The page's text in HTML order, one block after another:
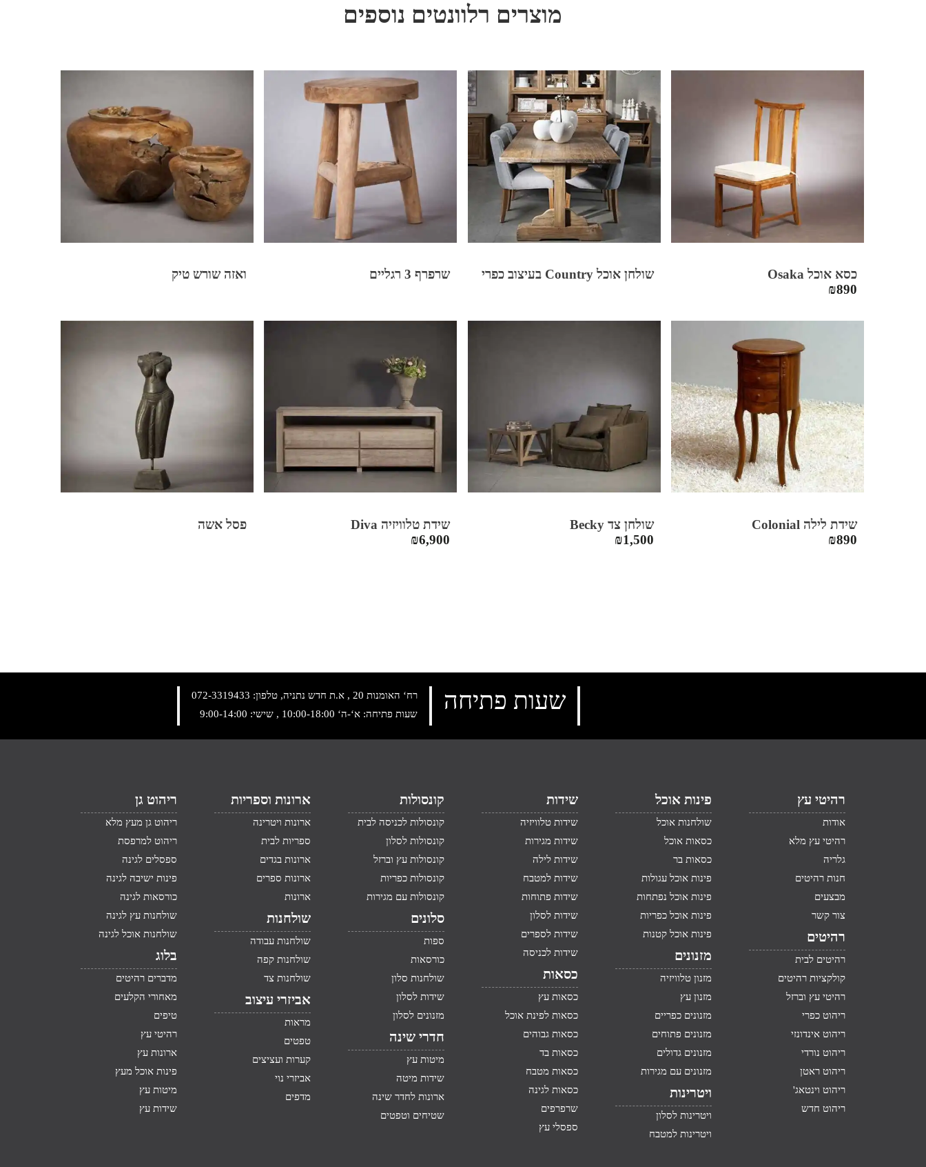
מוצרים רלוונטים נוספים
כסא אוכל Osaka
₪890
שולחן אוכל Country בעיצוב כפרי שרפרף 3 רגליים ואזה שורש טיק
שידת לילה Colonial
₪890
שולחן צד Becky
₪1,500
שידת טלוויזיה Diva
₪6,900
פסל אשה
רח‘ האומנות 20 , א.ת חדש נתניה, טלפון:
072-3319433
שעות פתיחה: א‘-ה‘ 10:00-18:00 , שישי: 9:00-14:00
שעות פתיחה
רהיטי עץ
אודות
רהיטי עץ מלא
גלריה
חנות רהיטים
מבצעים
צור קשר
רהיטים
רהיטים לבית
קולקציות רהיטים
רהיטי עץ וברזל
ריהוט כפרי
ריהוט אינדונזי
ריהוט נורדי
ריהוט ראטן
ריהוט וינטאג'
ריהוט חדש
פינות אוכל
שולחנות אוכל
כסאות אוכל
כסאות בר
פינות אוכל עגולות
פינות אוכל נפתחות
פינות אוכל כפריות
פינות אוכל קטנות
מזנונים
מזנון טלוויזיה
מזנון עץ
מזנונים כפריים
מזנונים פתוחים
מזנונים גדולים
מזנונים עם מגירות
ויטרינות
ויטרינות לסלון
ויטרינות למטבח
שידות
שידות טלוויזיה
שידות מגירות
שידות לילה
שידות למטבח
שידות פתוחות
שידות לסלון
שידות לספרים
שידות לכניסה
כסאות
כסאות עץ
כסאות לפינת אוכל
כסאות גבוהים
כסאות בד
כסאות מטבח
כסאות לגינה
שרפרפים
ספסלי עץ
קונסולות
קונסולות לכניסה לבית
קונסולות לסלון
קונסולות עץ וברזל
קונסולות כפריות
קונסולות עם מגירות
סלונים
ספות
כורסאות
שולחנות סלון
שידות לסלון
מזנונים לסלון
חדרי שינה
מיטות עץ
שידות מיטה
ארונות לחדר שינה
שטיחים וטפטים
ארונות וספריות
ארונות ויטרינה
ספריות לבית
ארונות בגדים
ארונות ספרים
ארונות
שולחנות
שולחנות עבודה
שולחנות קפה
שולחנות צד
אביזרי עיצוב
מראות
טפטים
קערות ועציצים
אביזרי נוי
מדפים
ריהוט גן
ריהוט גן מעץ מלא
ריהוט למרפסת
ספסלים לגינה
פינות ישיבה לגינה
כורסאות לגינה
שולחנות עץ לגינה
שולחנות אוכל לגינה
בלוג
מדברים רהיטים
מאחורי הקלעים
טיפים
רהיטי עץ
ארונות עץ
פינות אוכל מעץ
מיטות עץ
שידות עץ